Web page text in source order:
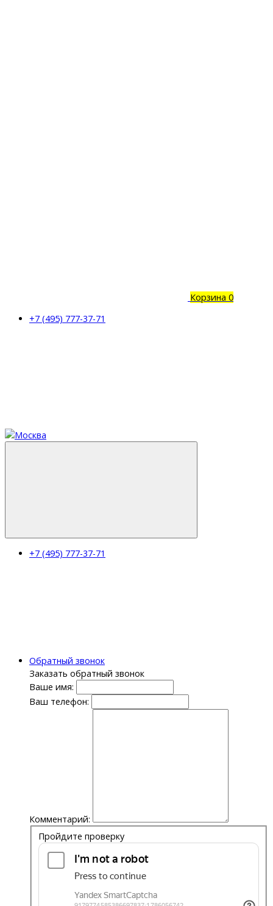
Корзина 0
+7 (495) 777-37-71
+7 (495) 777-37-71
Обратный звонок
Заказать обратный звонок
Ваше имя:
Ваш телефон:
Комментарий:
Пройдите проверку